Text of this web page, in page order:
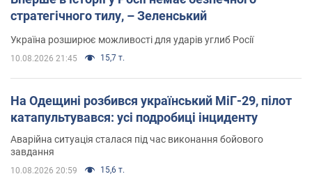
стратегічного тилу, – Зеленський
Україна розширює можливості для ударів углиб Росії
10.08.2026 21:45 15,7 т.
На Одещині розбився український МіГ-29, пілот
катапультувався: усі подробиці інциденту
Аварійна ситуація сталася під час виконання бойового
завдання
10.08.2026 20:59 15,6 т.